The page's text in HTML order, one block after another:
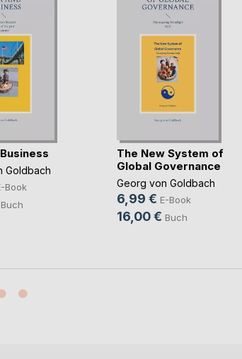
Goldbach
Book
Buch
The New System of
Global Governance
Georg von Goldbach
6,99 € E-Book
16,00 € Buch